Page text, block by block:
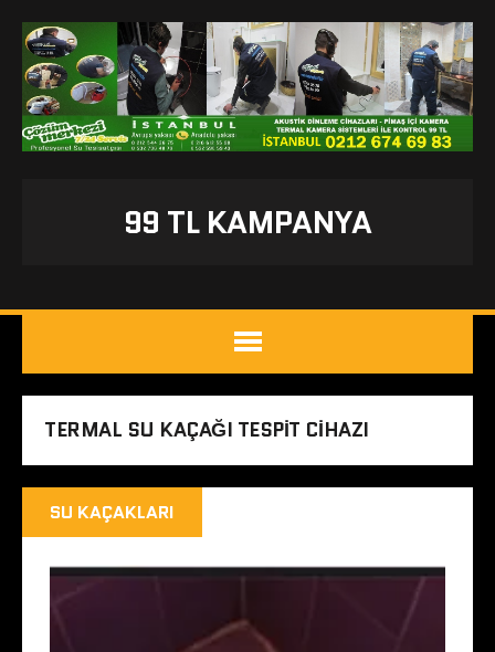
99 TL KAMPANYA
TERMAL SU KAÇAĞI TESPIT CIHAZI
SU KAÇAKLARI